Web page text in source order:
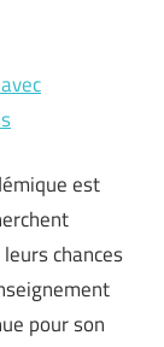
est
chances
pour son